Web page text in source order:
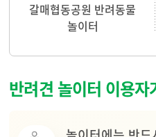
갈매협동공원 반려동물
놀이터
반려견 놀이터 이용